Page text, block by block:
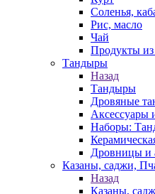
Соленья,
Рис, масло
Чай
Продукты
Тандыры
Назад
Тандыры
Дровяные
Аксессуары
Наборы:
Дровницы и
Казаны, саджи,
Назад
Казаны,